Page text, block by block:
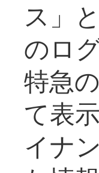
ス」
のロ
特急
て表
イナ